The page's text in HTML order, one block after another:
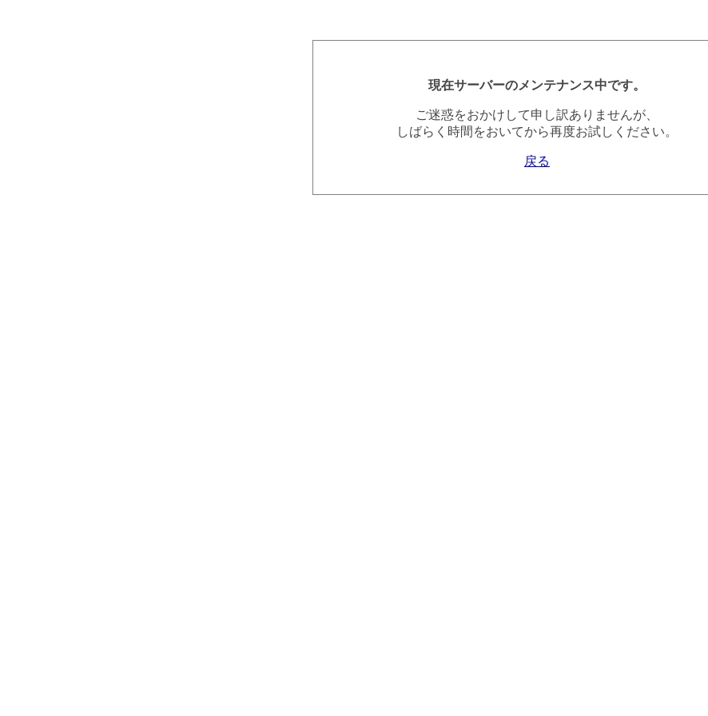
現在サーバーのメンテナンス中です。
ご迷惑をおかけして申し訳ありませんが、
しばらく時間をおいてから再度お試しください。
戻る